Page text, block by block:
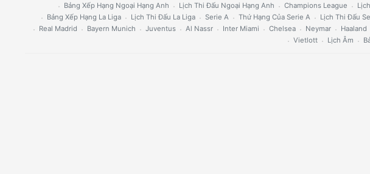
Bảng Xếp Hạng Ngoại Hạng Anh
Lịch Thi Đấu Ngoại Hạng Anh Champions League
Bảng Xếp Hạng La Liga
Lịch Thi Đấu La Liga Serie A Thứ Hạng Của Serie A Lịch Thi Đấu
Real Madrid
Bayern Munich Juventus Al Nassr Inter Miami Chelsea Neymar Haaland
Vietlott
Lịch Âm